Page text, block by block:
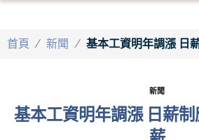
首頁 / 新聞 / 基本工資明年調漲 日
新聞
基本工資明年調漲 日薪